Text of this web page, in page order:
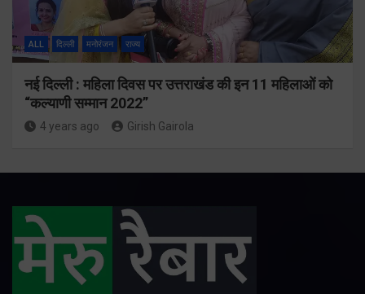
ALL दिल्ली मनोरंजन राज्य
नई दिल्ली : महिला दिवस पर उत्तराखंड की इन 11 महिलाओं को
“कल्याणी सम्मान 2022”
4 years ago Girish Gairola